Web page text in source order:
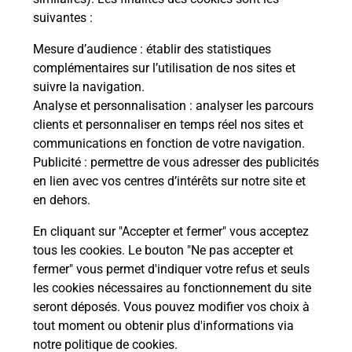
suivantes :
Mesure d’audience : établir des statistiques
complémentaires sur l’utilisation de nos sites et
suivre la navigation.
Analyse et personnalisation : analyser les parcours
clients et personnaliser en temps réel nos sites et
communications en fonction de votre navigation.
Publicité : permettre de vous adresser des publicités
en lien avec vos centres d’intérêts sur notre site et
en dehors.
En cliquant sur "Accepter et fermer" vous acceptez
tous les cookies. Le bouton "Ne pas accepter et
fermer" vous permet d'indiquer votre refus et seuls
les cookies nécessaires au fonctionnement du site
seront déposés. Vous pouvez modifier vos choix à
tout moment ou obtenir plus d'informations via
notre politique de cookies.
Itinéraire
Boîte aux Lettres La Poste
Collecte du courrier aujourd'hui à 08h00
784 Route De Placy
50160
Saint Amand Villages
Itinéraire
Le lien s'ouvre dans un nouvel onglet
Localiser Liste Boîtes aux lettres
Manche
Saint Amand Villages